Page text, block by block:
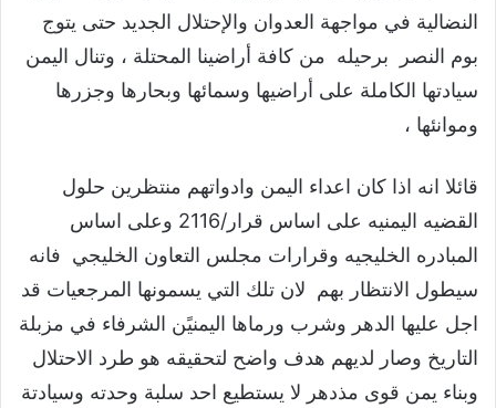
النضالية في مواجهة العدوان والإحتلال الجديد حتى يتوج
بوم النصر برحيله من كافة أراضينا المحتلة ، وتنال اليمن
سيادتها الكاملة على أراضيها وسمائها وبحارها وجزرها
وموانئها ،
قائلا انه اذا كان اعداء اليمن وادواتهم منتظرين حلول
القضيه اليمنيه على اساس قرار/2116 وعلى اساس
المبادره الخليجيه وقرارات مجلس التعاون الخليجي فانه
سيطول الانتظار بهم لان تلك التي يسمونها المرجعيات قد
اجل عليها الدهر وشرب ورماها اليمنيًن الشرفاء في مزبلة
التاريخ وصار لديهم هدف واضح لتحقيقه هو طرد الاحتلال
وبناء يمن قوى مذدهر لا يستطيع احد سلبة وحدته وسيادتة